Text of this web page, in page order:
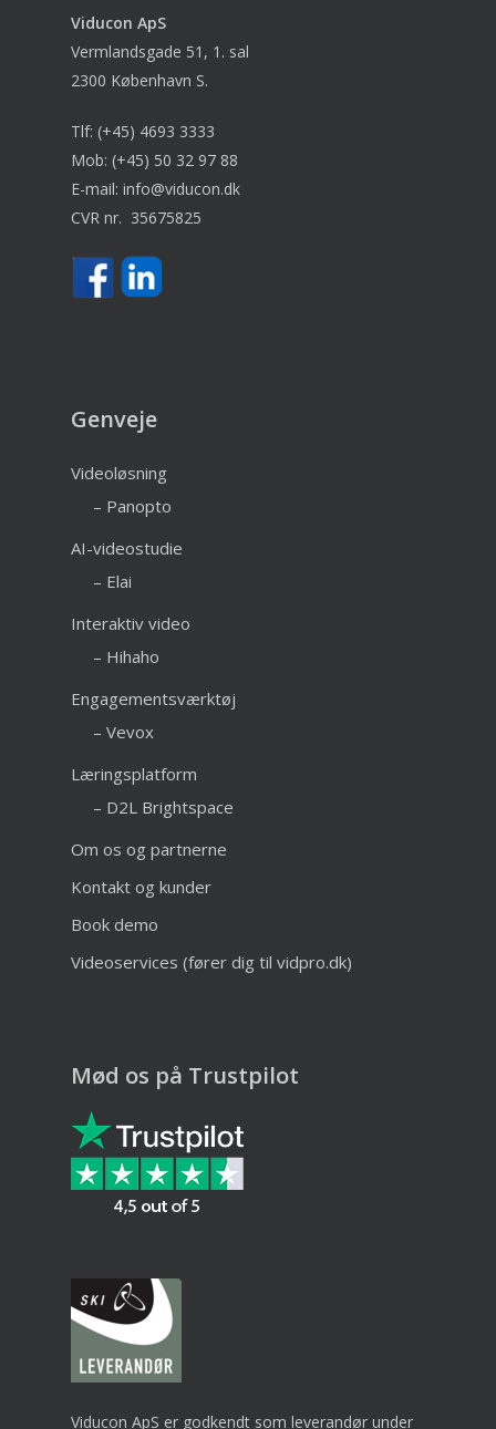
Viducon ApS
Vermlandsgade 51, 1. sal
2300 København S.
Tlf: (+45) 4693 3333
Mob: (+45) 50 32 97 88
E-mail: info@viducon.dk
CVR nr. 35675825
Genveje
Videoløsning
– Panopto
AI-videostudie
– Elai
Interaktiv video
– Hihaho
Engagementsværktøj
– Vevox
Læringsplatform
– D2L Brightspace
Om os og partnerne
Kontakt og kunder
Book demo
Videoservices (fører dig til vidpro.dk)
Mød os på Trustpilot
Viducon ApS er godkendt som leverandør under